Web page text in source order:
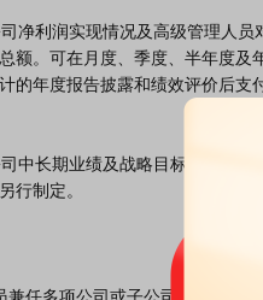
额。可在月度、季度、半年度
的年度报告披露和绩效评价后支
行制定。